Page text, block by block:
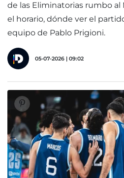
de las Eliminatorias rumbo al
el horario, dónde ver el
equipo de Pablo Prigioni.
05-07-2026 | 09:02